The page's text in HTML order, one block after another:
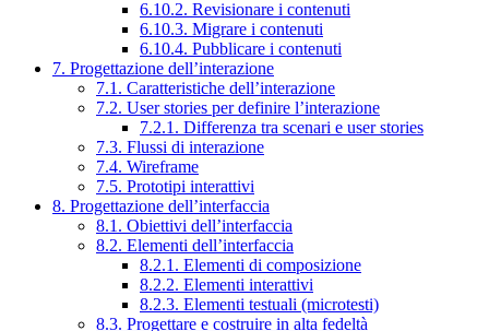
6.10.2. Revisionare i contenuti
6.10.3. Migrare i contenuti
6.10.4. Pubblicare i contenuti
7. Progettazione dell’interazione
7.1. Caratteristiche dell’interazione
7.2. User stories per definire l’interazione
7.2.1. Differenza tra scenari e user stories
7.3. Flussi di interazione
7.4. Wireframe
7.5. Prototipi interattivi
8. Progettazione dell’interfaccia
8.1. Obiettivi dell’interfaccia
8.2. Elementi dell’interfaccia
8.2.1. Elementi di composizione
8.2.2. Elementi interattivi
8.2.3. Elementi testuali (microtesti)
8.3. Progettare e costruire in alta fedeltà